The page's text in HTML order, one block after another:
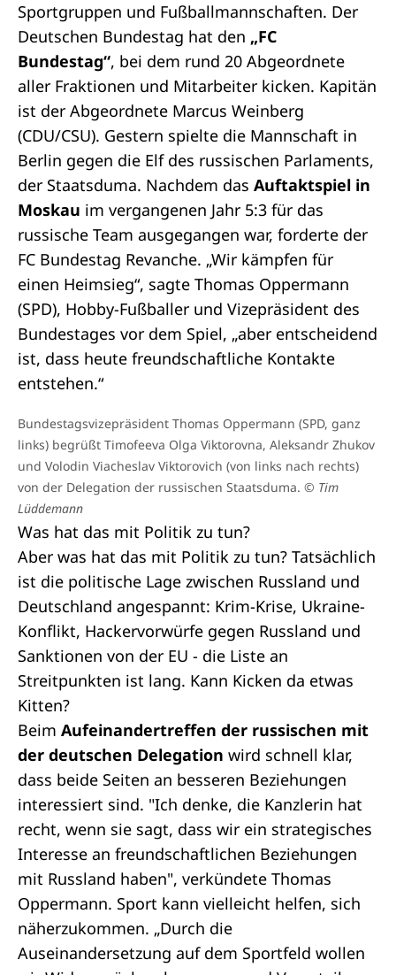
Sportgruppen und Fußballmannschaften. Der
Deutschen Bundestag hat den „FC
Bundestag“, bei dem rund 20 Abgeordnete
aller Fraktionen und Mitarbeiter kicken. Kapitän
ist der Abgeordnete Marcus Weinberg
(CDU/CSU). Gestern spielte die Mannschaft in
Berlin gegen die Elf des russischen Parlaments,
der Staatsduma. Nachdem das Auftaktspiel in
Moskau im vergangenen Jahr 5:3 für das
russische Team ausgegangen war, forderte der
FC Bundestag Revanche. „Wir kämpfen für
einen Heimsieg“, sagte Thomas Oppermann
(SPD), Hobby-Fußballer und Vizepräsident des
Bundestages vor dem Spiel, „aber entscheidend
ist, dass heute freundschaftliche Kontakte
entstehen.“
Bundestagsvizepräsident Thomas Oppermann (SPD, ganz
links) begrüßt Timofeeva Olga Viktorovna, Aleksandr Zhukov
und Volodin Viaсheslav Viktoroviсh (von links nach rechts)
von der Delegation der russischen Staatsduma. © Tim
Lüddemann
Was hat das mit Politik zu tun?
Aber was hat das mit Politik zu tun? Tatsächlich
ist die politische Lage zwischen Russland und
Deutschland angespannt: Krim-Krise, Ukraine-
Konflikt, Hackervorwürfe gegen Russland und
Sanktionen von der EU - die Liste an
Streitpunkten ist lang. Kann Kicken da etwas
Kitten?
Beim Aufeinandertreffen der russischen mit
der deutschen Delegation wird schnell klar,
dass beide Seiten an besseren Beziehungen
interessiert sind. "Ich denke, die Kanzlerin hat
recht, wenn sie sagt, dass wir ein strategisches
Interesse an freundschaftlichen Beziehungen
mit Russland haben", verkündete Thomas
Oppermann. Sport kann vielleicht helfen, sich
näherzukommen. „Durch die
Auseinandersetzung auf dem Sportfeld wollen